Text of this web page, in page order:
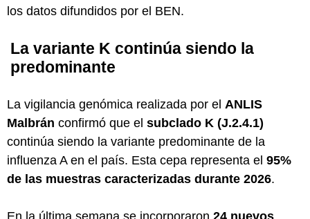
los datos difundidos por el BEN.
La variante K continúa siendo la
predominante
La vigilancia genómica realizada por el ANLIS
Malbrán confirmó que el subclado K (J.2.4.1)
continúa siendo la variante predominante de la
influenza A en el país. Esta cepa representa el 95%
de las muestras caracterizadas durante 2026.
En la última semana se incorporaron 24 nuevos